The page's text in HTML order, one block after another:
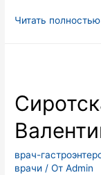
Мухина
Читать
врач-
врачи / От Admin